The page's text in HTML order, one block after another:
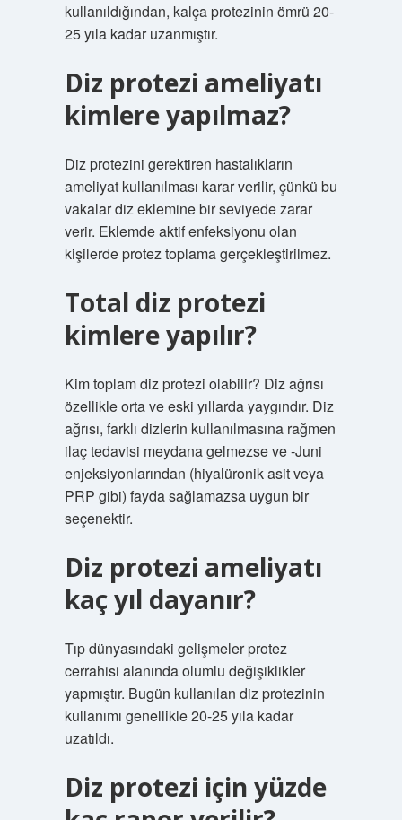
kullanıldığından, kalça protezinin ömrü 20-
25 yıla kadar uzanmıştır.
Diz protezi ameliyatı
kimlere yapılmaz?
Diz protezini gerektiren hastalıkların
ameliyat kullanılması karar verilir, çünkü bu
vakalar diz eklemine bir seviyede zarar
verir. Eklemde aktif enfeksiyonu olan
kişilerde protez toplama gerçekleştirilmez.
Total diz protezi
kimlere yapılır?
Kim toplam diz protezi olabilir? Diz ağrısı
özellikle orta ve eski yıllarda yaygındır. Diz
ağrısı, farklı dizlerin kullanılmasına rağmen
ilaç tedavisi meydana gelmezse ve -Juni
enjeksiyonlarından (hiyalüronik asit veya
PRP gibi) fayda sağlamazsa uygun bir
seçenektir.
Diz protezi ameliyatı
kaç yıl dayanır?
Tıp dünyasındaki gelişmeler protez
cerrahisi alanında olumlu değişiklikler
yapmıştır. Bugün kullanılan diz protezinin
kullanımı genellikle 20-25 yıla kadar
uzatıldı.
Diz protezi için yüzde